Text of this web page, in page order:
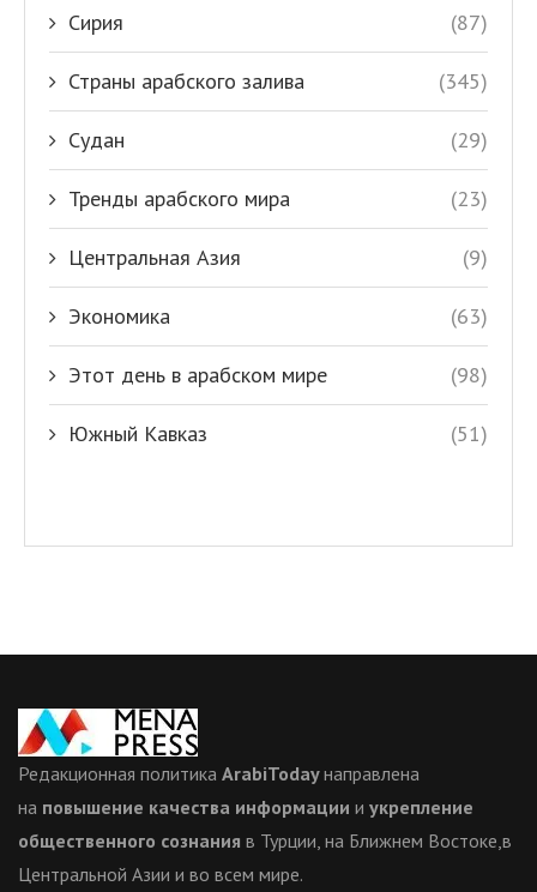
Сирия (87)
Страны арабского залива (345)
Судан (29)
Тренды арабского мира (23)
Центральная Азия (9)
Экономика (63)
Этот день в арабском мире (98)
Южный Кавказ (51)
Редакционная политика ArabiTodayнаправлена
на повышение качества информации и укрепление
общественного сознания в Турции, на Ближнем Востоке,в
Центральной Азии и во всем мире.